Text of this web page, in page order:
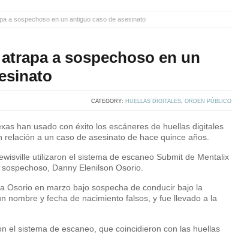
a sospechoso en un antiguo caso de asesinato
a sospechoso en un
CATEGORY: HUELLAS DIGITALES, ORDEN PÚBLICO
han usado con éxito los escáneres de huellas digitales
a un caso de asesinato de hace quince años.
utilizaron el sistema de escaneo Submit de Mentalix
Danny Elenilson Osorio.
Osorio en marzo bajo sospecha de conducir bajo la
nombre y fecha de nacimiento falsos, y fue llevado a la
el sistema de escaneo, que coincidieron con las huellas